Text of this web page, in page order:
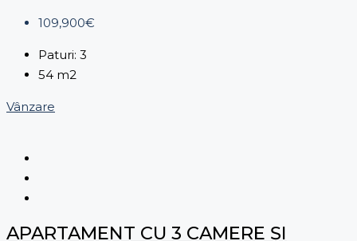
109,900€
Paturi: 3
54 m2
Vânzare
APARTAMENT CU 3 CAMERE ȘI